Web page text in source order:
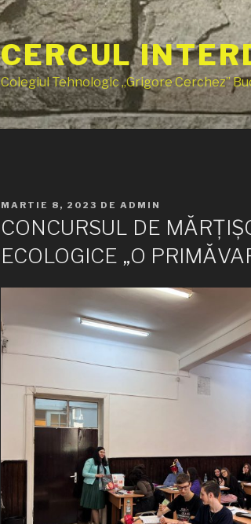
CERCUL
Colegiul Tehnologic „Grigore Cerchez”
PUBLICAT
PE
MARTIE 8, 2023 DE ADMIN
CONCURSUL DE
ECOLOGICE „O